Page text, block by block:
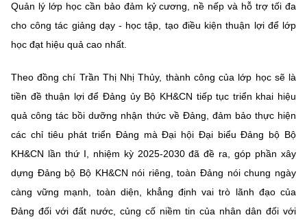
Quản lý lớp học cần bảo đảm kỷ cương, nề nếp và hỗ trợ tối đa
cho công tác giảng dạy - học tập, tạo điều kiện thuận lợi để lớp
học đạt hiệu quả cao nhất.
Theo đồng chí Trần Thị Nhị Thủy, thành công của lớp học sẽ là
tiền đề thuận lợi để Đảng ủy Bộ KH&CN tiếp tục triển khai hiệu
quả công tác bồi dưỡng nhận thức về Đảng, đảm bảo thực hiện
các chỉ tiêu phát triển Đảng mà Đại hội Đại biểu Đảng bộ Bộ
KH&CN lần thứ I, nhiệm kỳ 2025-2030 đã đề ra, góp phần xây
dựng Đảng bộ Bộ KH&CN nói riêng, toàn Đảng nói chung ngày
càng vững mạnh, toàn diện, khẳng định vai trò lãnh đạo của
Đảng đối với đất nước, củng cố niềm tin của nhân dân đối với